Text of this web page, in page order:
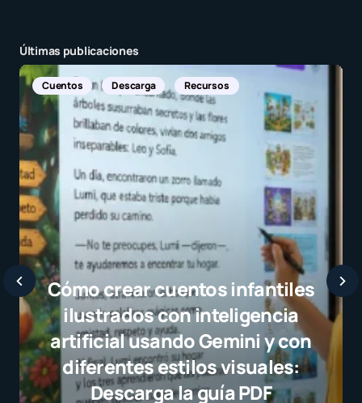
Últimas publicaciones
Noticias Internacionales
Javier Bardem elogia a la
selección campeona y destaca
el juego limpio como ejemplo
para millones de niños